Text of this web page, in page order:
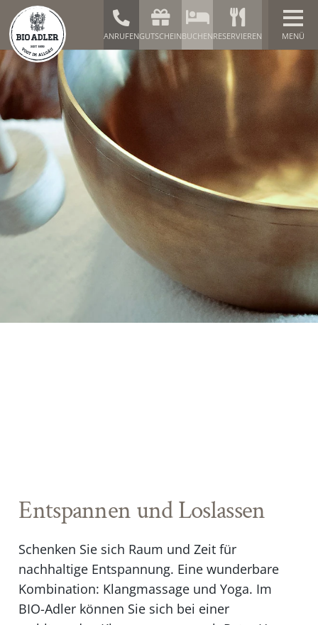
ANRUFENGUTSCHEINBUCHENRESERVIEREN
Entspannen und Loslassen
Schenken Sie sich Raum und Zeit für
nachhaltige Entspannung. Eine wunderbare
Kombination: Klangmassage und Yoga. Im
BIO-Adler können Sie sich bei einer